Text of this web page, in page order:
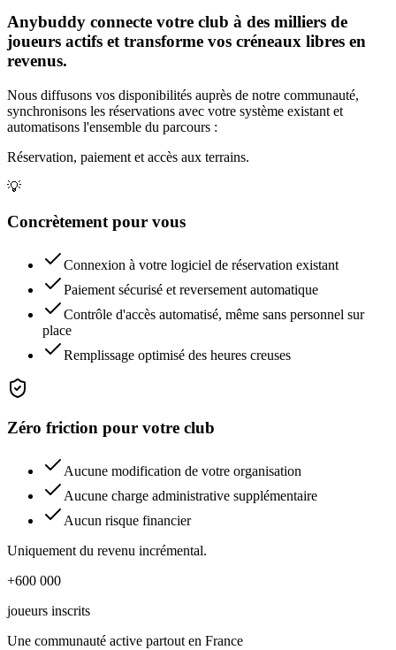
Anybuddy connecte votre club à des milliers de
joueurs actifs et transforme vos créneaux libres en
revenus.
Nous diffusons vos disponibilités auprès de notre communauté,
synchronisons les réservations avec votre système existant et
automatisons l'ensemble du parcours :
Réservation, paiement et accès aux terrains.
💡
Concrètement pour vous
Connexion à votre logiciel de réservation existant
Paiement sécurisé et reversement automatique
Contrôle d'accès automatisé, même sans personnel sur
place
Remplissage optimisé des heures creuses
Zéro friction pour votre club
Aucune modification de votre organisation
Aucune charge administrative supplémentaire
Aucun risque financier
Uniquement du revenu incrémental.
+600 000
joueurs inscrits
Une communauté active partout en France